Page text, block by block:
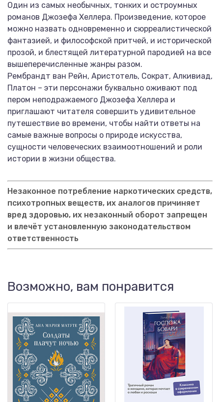
Один из самых необычных, тонких и остроумных
романов Джозефа Хеллера. Произведение, которое
можно назвать одновременно и сюрреалистической
фантазией, и философской притчей, и исторической
прозой, и блестящей литературной пародией на все
вышеперечисленные жанры разом.
Рембрандт ван Рейн, Аристотель, Сократ, Алкивиад,
Платон – эти персонажи буквально оживают под
пером неподражаемого Джозефа Хеллера и
приглашают читателя совершить удивительное
путешествие во времени, чтобы найти ответы на
самые важные вопросы о природе искусства,
сущности человеческих взаимоотношений и роли
истории в жизни общества.
Незаконное потребление наркотических средств,
психотропных веществ, их аналогов причиняет
вред здоровью, их незаконный оборот запрещен
и влечёт установленную законодательством
ответственность
Возможно, вам понравится